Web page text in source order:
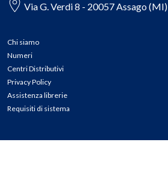
Via G. Verdi 8 - 20057 Assago (MI)
Chi siamo
Numeri
Centri Distributivi
Privacy Policy
Assistenza librerie
Requisiti di sistema
CONTATTI